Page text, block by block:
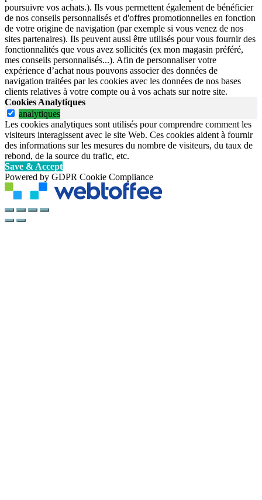
poursuivre vos achats.). Ils vous permettent également de bénéficier
de nos conseils personnalisés et d'offres promotionnelles en fonction
de votre origine de navigation (par exemple si vous venez de nos
sites partenaires). Ils peuvent aussi être utilisés pour vous fournir des
fonctionnalités que vous avez sollicités (ex mon magasin préféré,
mes conseils personnalisés...). Afin de personnaliser votre
expérience d’achat nous pouvons associer des données de
navigation traitées par les cookies avec les données de nos bases
clients relatives à votre compte ou à vos achats sur notre site.
Cookies Analytiques
analytiques
Les cookies analytiques sont utilisés pour comprendre comment les
visiteurs interagissent avec le site Web. Ces cookies aident à fournir
des informations sur les mesures du nombre de visiteurs, du taux de
rebond, de la source du trafic, etc.
Save & Accept
Powered by GDPR Cookie Compliance